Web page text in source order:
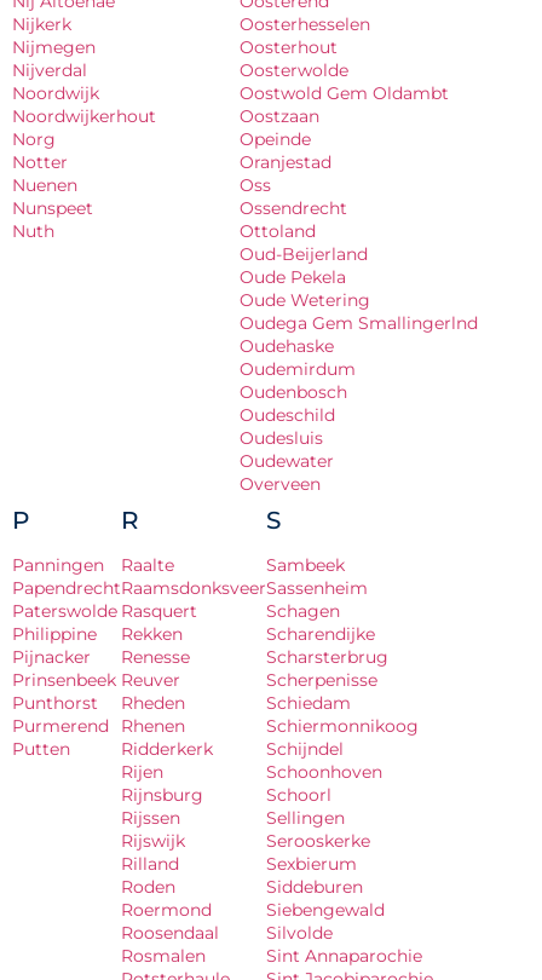
Nijkerk
Nijmegen
Nijverdal
Noordwijk
Noordwijkerhout
Norg
Notter
Nuenen
Nunspeet
Nuth
Oosterhesselen
Oosterhout
Oosterwolde
Oostwold Gem Oldambt
Oostzaan
Opeinde
Oranjestad
Oss
Ossendrecht
Ottoland
Oud-Beijerland
Oude Pekela
Oude Wetering
Oudega Gem Smallingerlnd
Oudehaske
Oudemirdum
Oudenbosch
Oudeschild
Oudesluis
Oudewater
Overveen
P
Panningen
Papendrecht
Paterswolde
Philippine
Pijnacker
Prinsenbeek
Punthorst
Purmerend
Putten
R
Raalte
Raamsdonksveer
Rasquert
Rekken
Renesse
Reuver
Rheden
Rhenen
Ridderkerk
Rijen
Rijnsburg
Rijssen
Rijswijk
Rilland
Roden
Roermond
Roosendaal
Rosmalen
S
Sambeek
Sassenheim
Schagen
Scharendijke
Scharsterbrug
Scherpenisse
Schiedam
Schiermonnikoog
Schijndel
Schoonhoven
Schoorl
Sellingen
Serooskerke
Sexbierum
Siddeburen
Siebengewald
Silvolde
Sint Annaparochie